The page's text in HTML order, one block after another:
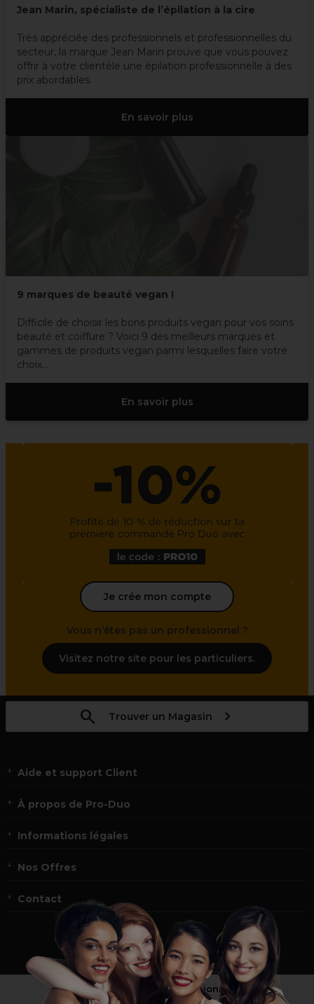
Jean Marin, spécialiste de l’épilation à la cire
Très appréciée des professionnels et professionnelles du
secteur, la marque Jean Marin prouve que vous pouvez
offrir à votre clientèle une épilation professionnelle à des
prix abordables.
En savoir plus
9 marques de beauté vegan !
Difficile de choisir les bons produits vegan pour vos soins
beauté et coiffure ? Voici 9 des meilleurs marques et
gammes de produits vegan parmi lesquelles faire votre
choix…
En savoir plus
Je crée mon compte
Vous n’êtes pas un professionnel ?
Visitez notre site pour les particuliers.
Trouver un Magasin
Aide et support Client
À propos de Pro-Duo
Informations légales
Nos Offres
Contact
Vous n’êtes pas un professionnel ?